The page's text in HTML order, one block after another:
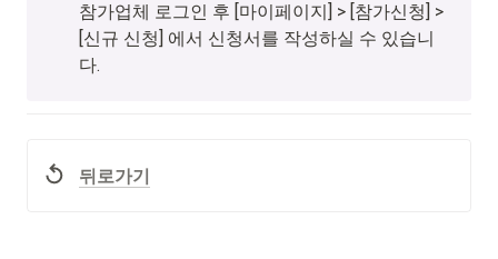
참가업체 로그인 후 [마이페이지] > [참가신청] >
[신규 신청] 에서 신청서를 작성하실 수 있습니
다.
뒤로가기